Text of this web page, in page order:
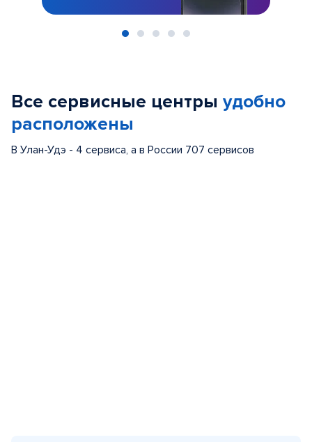
Все сервисные центры удобно
расположены
В Улан-Удэ - 4 сервиса, а в России 707 сервисов